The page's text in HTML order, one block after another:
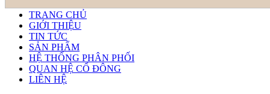
TRANG CHỦ
GIỚI THIỆU
TIN TỨC
SẢN PHẨM
HỆ THỐNG PHÂN PHỐI
QUAN HỆ CỔ ĐÔNG
LIÊN HỆ